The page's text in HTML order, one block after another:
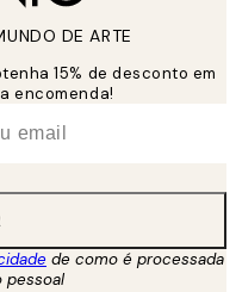
DE ARTE
15% de desconto em
encomenda!
de como é processada
pessoal